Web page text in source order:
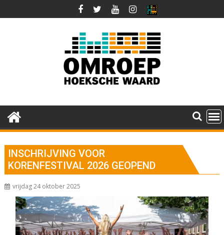
naar
INSCHRIJVING VOOR
KORENFESTIVAL 2026 GEOPEND
vrijdag 24 oktober 2025